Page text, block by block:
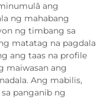
ang
ng mahabang
ng timbang sa
matatag na pagdala
ang taas na profile
maiwasan ang
Ang mabilis,
panganib ng